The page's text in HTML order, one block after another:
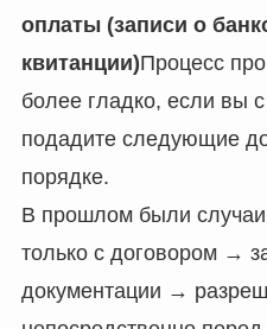
оплаты (записи о
квитанции)Процесс
более гладко, если вы
подадите следующие
порядке.
В прошлом были
только с договором →
документации →